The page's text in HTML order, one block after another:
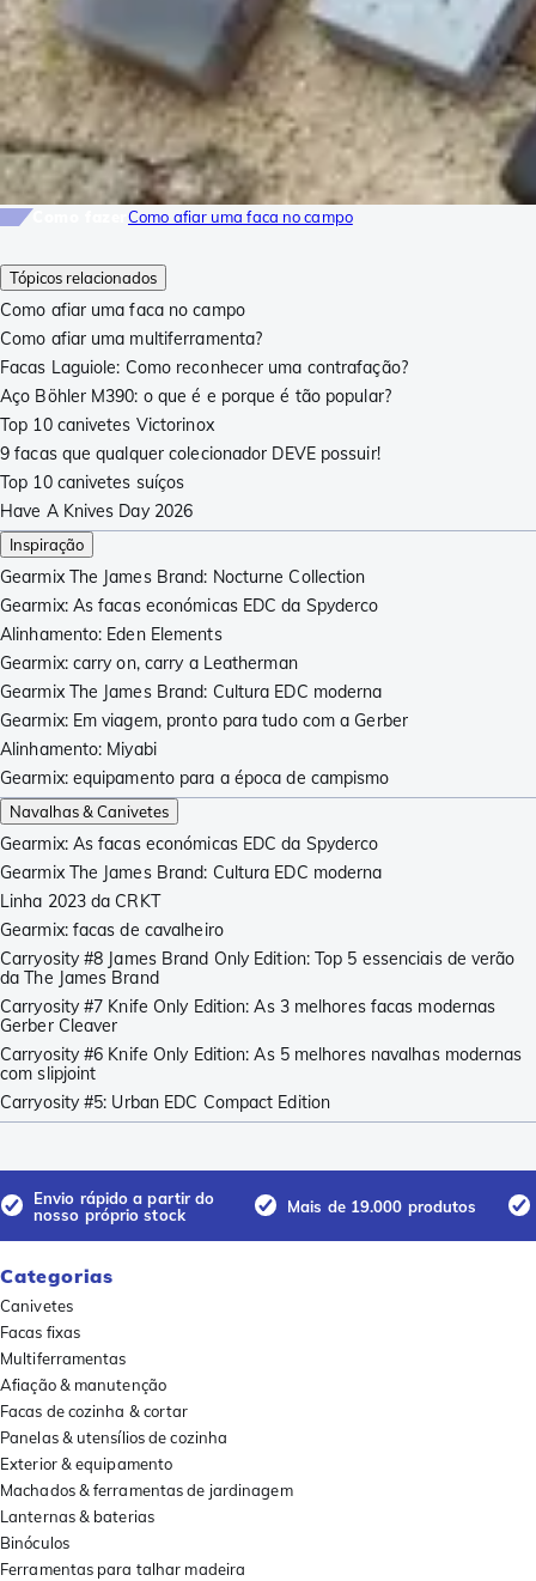
Tópicos relacionados
Como afiar uma faca no campo
Como afiar uma multiferramenta?
Facas Laguiole: Como reconhecer uma contrafação?
Aço Böhler M390: o que é e porque é tão popular?
Top 10 canivetes Victorinox
9 facas que qualquer colecionador DEVE possuir!
Top 10 canivetes suíços
Have A Knives Day 2026
Inspiração
Gearmix The James Brand: Nocturne Collection
Gearmix: As facas económicas EDC da Spyderco
Alinhamento: Eden Elements
Gearmix: carry on, carry a Leatherman
Gearmix The James Brand: Cultura EDC moderna
Gearmix: Em viagem, pronto para tudo com a Gerber
Alinhamento: Miyabi
Gearmix: equipamento para a época de campismo
Navalhas & Canivetes
Gearmix: As facas económicas EDC da Spyderco
Gearmix The James Brand: Cultura EDC moderna
Linha 2023 da CRKT
Gearmix: facas de cavalheiro
Carryosity #8 James Brand Only Edition: Top 5 essenciais de verão
da The James Brand
Carryosity #7 Knife Only Edition: As 3 melhores facas modernas
Gerber Cleaver
Carryosity #6 Knife Only Edition: As 5 melhores navalhas modernas
com slipjoint
Carryosity #5: Urban EDC Compact Edition
Como afiar uma faca no campo
Envio rápido a partir do
nosso próprio stock
Mais de 19.000 produtos
Categorias
Canivetes
Facas fixas
Multiferramentas
Afiação & manutenção
Facas de cozinha & cortar
Panelas & utensílios de cozinha
Exterior & equipamento
Machados & ferramentas de jardinagem
Lanternas & baterias
Binóculos
Ferramentas para talhar madeira